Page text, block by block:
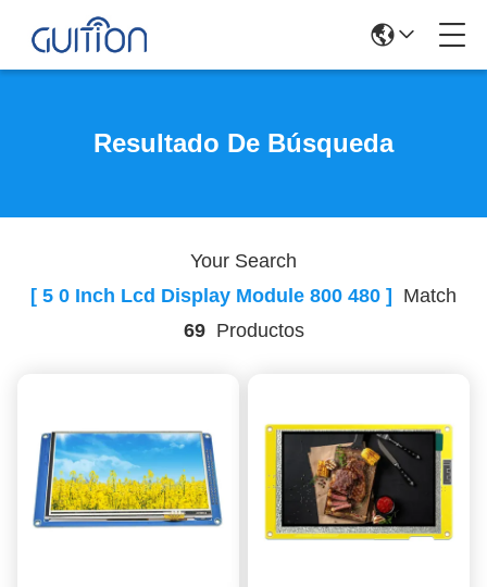
Resultado De Búsqueda
Your Search
[ 5 0 Inch Lcd Display Module 800 480 ]
Match
69Productos